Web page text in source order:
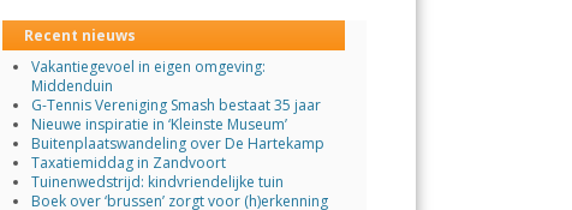
Recent nieuws
Vakantiegevoel in eigen omgeving:
Middenduin
G-Tennis Vereniging Smash bestaat 35 jaar
Nieuwe inspiratie in ‘Kleinste Museum’
Buitenplaatswandeling over De Hartekamp
Taxatiemiddag in Zandvoort
Tuinenwedstrijd: kindvriendelijke tuin
Boek over ‘brussen’ zorgt voor (h)erkenning